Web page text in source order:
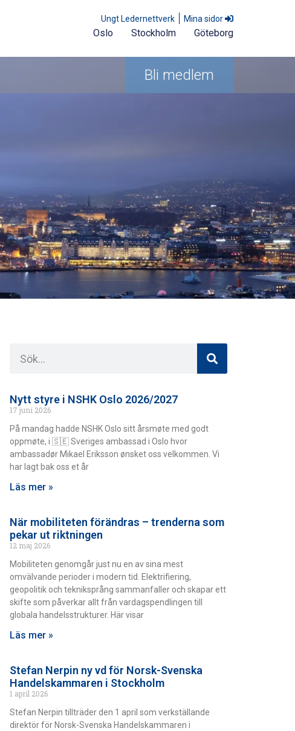
Ungt Ledernettverk Mina sidor
Oslo Stockholm Göteborg
Bli medlem
Nytt styre i NSHK Oslo 2026/2027
17 juni 2026
På mandag hadde NSHK Oslo sitt årsmøte med godt
oppmøte, i 🇸🇪 Sveriges ambassad i Oslo hvor
ambassadør Mikael Eriksson ønsket oss velkommen. Vi
har lagt bak oss et år
Läs mer »
När mobiliteten förändras – trenderna som
pekar ut riktningen
12 maj 2026
Mobiliteten genomgår just nu en av sina mest
omvälvande perioder i modern tid. Elektrifiering,
geopolitik och tekniksprång sammanfaller och skapar ett
skifte som påverkar allt från vardagspendlingen till
globala handelsstrukturer. Här visar
Läs mer »
Stefan Nerpin ny vd för Norsk-Svenska
Handelskammaren i Stockholm
1 april 2026
Stefan Nerpin tillträder den 1 april som verkställande
direktör för Norsk-Svenska Handelskammaren i